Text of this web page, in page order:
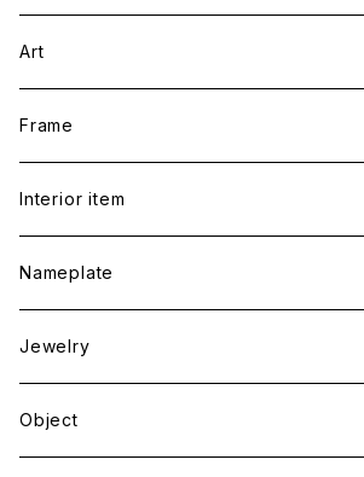
Art
Frame
Interior item
Nameplate
Jewelry
Object